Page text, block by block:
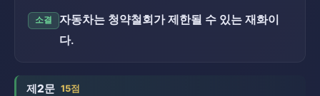
소결
자동차는 청약철회가 제한될 수 있는 재화이
다.
제2문 15점